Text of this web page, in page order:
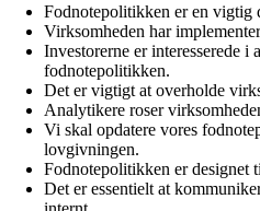
Fodnotepolitikken er en vigtig
Virksomheden har
Investorerne er interesserede i
fodnotepolitikken.
Det er vigtigt at overholde
Analytikere roser
Vi skal opdatere vores
lovgivningen.
Fodnotepolitikken er designet
Det er essentielt at